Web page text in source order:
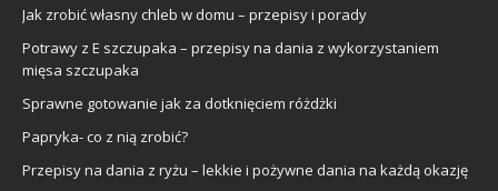
Jak zrobić własny chleb w domu – przepisy i porady
Potrawy z E szczupaka – przepisy na dania z wykorzystaniem
mięsa szczupaka
Sprawne gotowanie jak za dotknięciem różdżki
Papryka- co z nią zrobić?
Przepisy na dania z ryżu – lekkie i pożywne dania na każdą okazję